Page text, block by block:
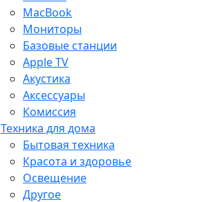
MacBook
Мониторы
Базовые станции
Apple TV
Акустика
Аксессуары
Комиссия
Техника для дома
Бытовая техника
Красота и здоровье
Освещение
Другое